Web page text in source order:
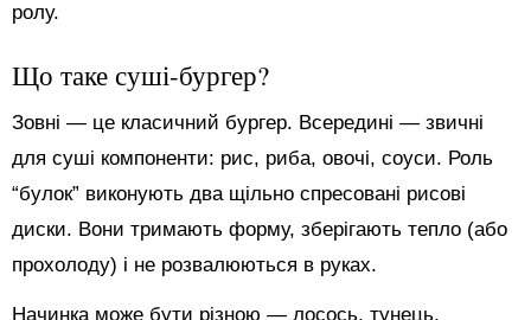
ролу.
Що таке суші-бургер?
Зовні — це класичний бургер. Всередині — звичні
для суші компоненти: рис, риба, овочі, соуси. Роль
“булок” виконують два щільно спресовані рисові
диски. Вони тримають форму, зберігають тепло (або
прохолоду) і не розвалюються в руках.
Начинка може бути різною — лосось, тунець,